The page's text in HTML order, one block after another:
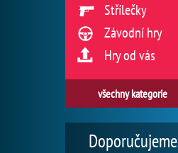
Střílečky
Závodní hry
Hry od vás
všechny kategorie
Doporučujeme